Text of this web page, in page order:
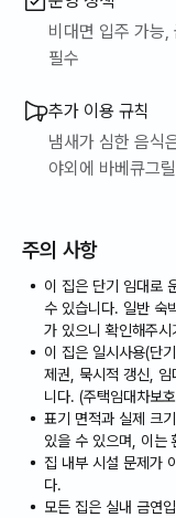
비대면 입주 가능,
필수
추가 이용 규칙
냄새가 심한 음식
야외에 바베큐그
주의 사항
이 집은 단기 임대로
수 있습니다. 일반 숙
가 있으니 확인해주시
이 집은 일시사용(단
제권, 묵시적 갱신,
니다. (주택임대차보
표기 면적과 실제 크
있을 수 있으며, 이는
집 내부 시설 문제가
다.
모든 집은 실내 금연